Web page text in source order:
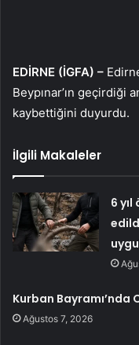
Beypınar’ın geçirdiği
kaybettiğini duyurdu.